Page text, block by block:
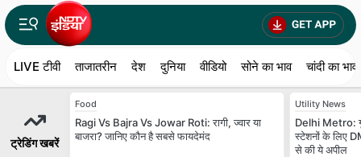
LIVE टीवी ताजातरीन देश दुनिया वीडियो सोने का भाव चांदी का भाव
ट्रेडिंग खबरें
Food
Ragi Vs Bajra Vs Jowar Roti: रागी, ज्वार या
बाजरा? जानिए कौन है सबसे फायदेमंद
Utility News
Delhi Metro:
स्‍टेशनों के लिए
से की ये अपील